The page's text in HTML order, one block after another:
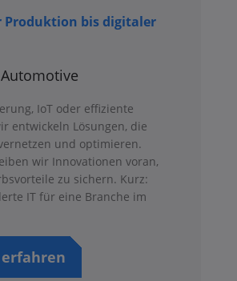
Produktion bis digitaler
IoT oder effiziente
entwickeln Lösungen, die
und optimieren.
wir Innovationen voran,
zu sichern. Kurz:
IT für eine Branche im